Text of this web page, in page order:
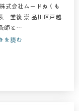
式会社ムードぬくも
堂後 崇 品川区戸越
師と…
を読む